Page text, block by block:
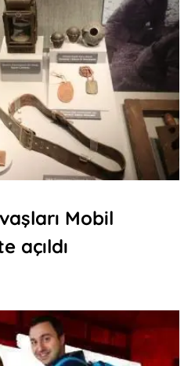
Mobil
açıldı